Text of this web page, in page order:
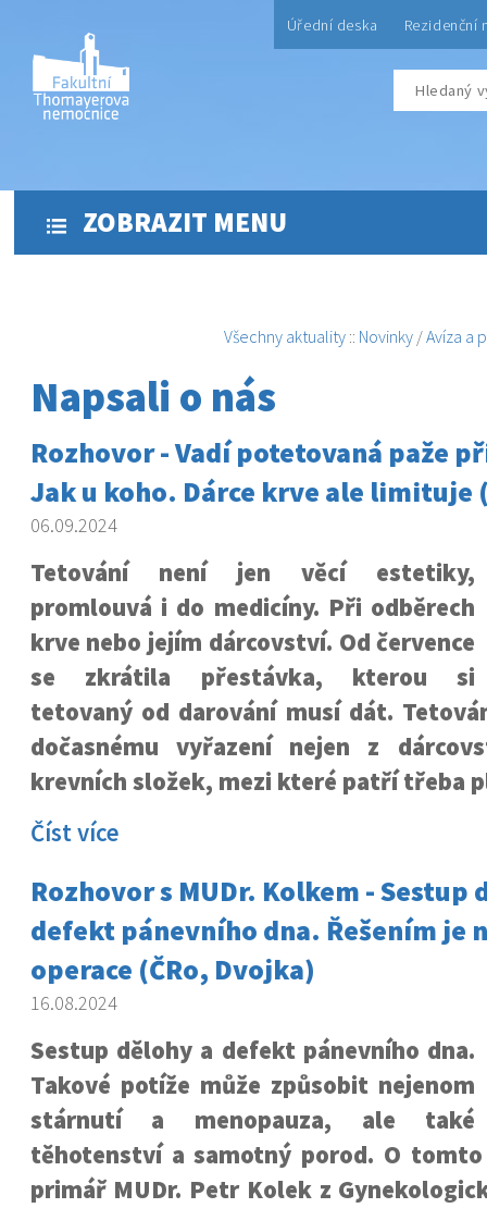
Úřední deska Rezidenční
ZOBRAZIT MENU
Všechny aktuality :: Novinky /Avíza a
Napsali o nás
Rozhovor - Vadí potetovaná paže
Jak u koho. Dárce krve ale limituje
06.09.2024
Tetování není jen věcí estetiky,
promlouvá i do medicíny. Při odběrech
krve nebo jejím dárcovství. Od července
se zkrátila přestávka, kterou si
tetovaný od darování musí dát.
dočasnému vyřazení nejen z
krevních složek, mezi které patří třeba
Číst více
Rozhovor s MUDr. Kolkem - Sestup
defekt pánevního dna. Řešením je
operace (ČRo, Dvojka)
16.08.2024
Sestup dělohy a defekt pánevního dna.
Takové potíže může způsobit nejenom
stárnutí a menopauza, ale také
těhotenství a samotný porod. O
primář MUDr. Petr Kolek z